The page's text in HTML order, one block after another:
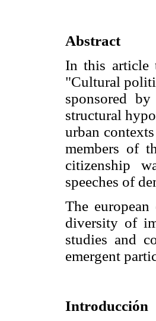
Abstract
In this article
"Cultural
sponsored
structural
urban
members of
citizenship
speeches of
The
diversity of
studies and
emergent
Introducción